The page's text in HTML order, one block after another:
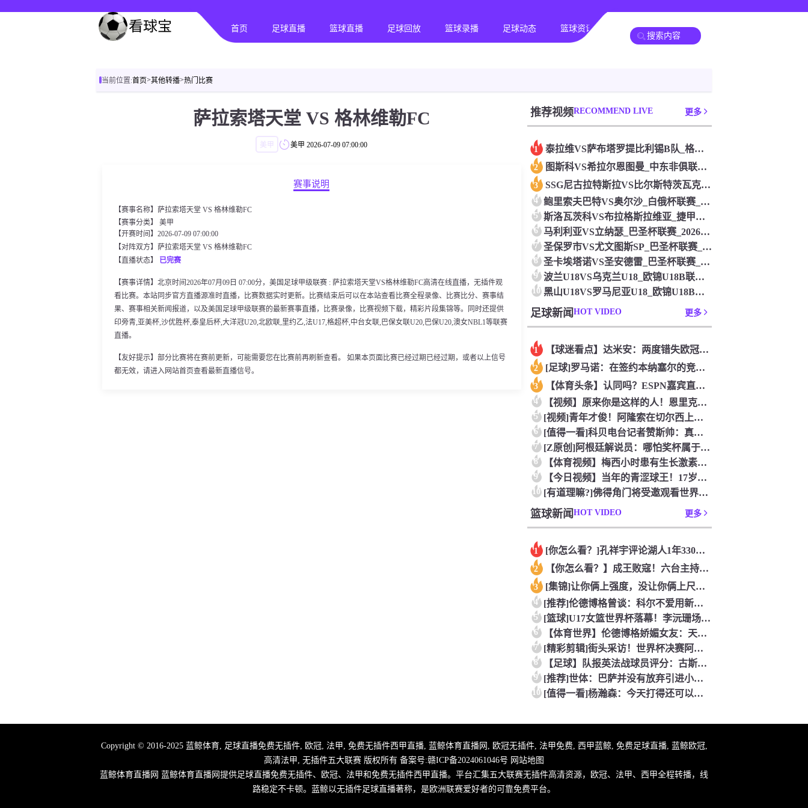
首页 足球直播 篮球直播 足球回放 篮球录播 足球动态 篮球资讯 其他转播
当前位置:首页>其他转播>热门比赛
萨拉索塔天堂 VS 格林维勒FC
美甲 美甲 2026-07-09 07:00:00
赛事说明
【赛事名称】萨拉索塔天堂 VS 格林维勒FC
【赛事分类】 美甲
【开赛时间】2026-07-09 07:00:00
【对阵双方】萨拉索塔天堂 VS 格林维勒FC
【直播状态】 已完赛
【赛事详情】北京时间2026年07月09日 07:00分，美国足球甲级联赛 : 萨拉索塔天堂VS格林维勒FC高清在线直播，无插件观
看比赛。本站同步官方直播源准时直播，比赛数据实时更新。比赛结束后可以在本站查看比赛全程录像、比赛比分、赛事结
果、赛事相关新闻报道，以及美国足球甲级联赛的最新赛事直播，比赛录像，比赛视频下载，精彩片段集锦等。同时还提供
印旁青,亚美杯,沙优胜杯,泰皇后杯,大洋冠U20,北欧联,里约乙,法U17,格超杯,中台女联,巴保女联U20,巴保U20,澳女NBL1等联赛
直播。
【友好提示】部分比赛将在赛前更新，可能需要您在比赛前再刷新查看。 如果本页面比赛已经过期已经过期，或者以上信号
都无效，请进入网站首页查看最新直播信号。
推荐视频RECOMMEND LIVE 更多
1 泰拉维VS萨布塔罗提比利锡B队_格鲁杯联赛_2026年07月
2 图斯科VS希拉尔恩图曼_中东非俱联赛_2026年07月26日
3 SSG尼古拉特斯拉VS比尔斯特茨瓦克_德戊联赛_2026年0
4 鲍里索夫巴特VS奥尔沙_白俄杯联赛_2026年07月26日
5 斯洛瓦茨科VS布拉格斯拉维亚_捷甲联赛_2026年07月26
6 马利利亚VS立纳瑟_巴圣杯联赛_2026年07月26日
7 圣保罗市VS尤文图斯SP_巴圣杯联赛_2026年07月26日
8 圣卡埃塔诺VS圣安德雷_巴圣杯联赛_2026年07月26日
9 波兰U18VS乌克兰U18_欧锦U18B联赛_2026年07
10 黑山U18VS罗马尼亚U18_欧锦U18B联赛_2026年0
足球新闻 HOT VIDEO 更多
1 【球迷看点】达米安：两度错失欧冠是我在国米最大遗憾，不退役我
2 [足球]罗马诺：在签约本纳塞尔的竞争中，加拉法处于领先地位
3 【体育头条】认同吗？ESPN嘉宾直言：帕雷德斯的行为无法容忍
4 【视频】原来你是这样的人！恩里克以为奥古斯托在给自己拍照，但
5 [视频]青年才俊！阿隆索在切尔西上任后的第七堂训练课！
6 [值得一看]科贝电台记者赞斯帅：真正的绅士，拥抱德拉富恩特+
7 [Z原创]阿根廷解说员：哪怕奖杯属于西班牙，梅西早已唤醒阿根
8 【体育视频】梅西小时患有生长激素缺乏症，当时巴萨总监看了比赛
9 【今日视频】当年的青涩球王！17岁青涩梅西奶音：我们用节奏把
10 [有道理嘛?]佛得角门将受邀观看世界杯决赛，还遇到了传奇门将
篮球新闻 HOT VIDEO 更多
1 [你怎么看？]孔祥宇评论湖人1年330万签约塞布尔，性价比极
2 【你怎么看？】成王败寇！六台主持人：西班牙完全掌控比赛，阿根
3 [集锦]让你俩上强度，没让你俩上尺度……看懵了
4 [推荐]伦德博格曾谈：科尔不爱用新秀！但我很有机会上场，甚至
5 [篮球]U17女篮世界杯落幕！李沅珊场均20.3分荣膺得分王
6 【体育世界】伦德博格娇媚女友：天哪 这个奖杯可以直接放进我们
7 [精彩剪辑]街头采访！世界杯决赛阿根廷vs西班牙，英格兰球迷
8 【足球】队报英法战球员评分：古斯托、科纳特、特奥、杜埃、谢尔
9 [推荐]世体：巴萨并没有放弃引进小蜘蛛，希望在英国集训期间完
10 [值得一看]杨瀚森：今天打得还可以！听到现场的加油声了！感谢
Copyright © 2016-2025 蓝鲸体育, 足球直播免费无插件, 欧冠, 法甲, 免费无插件西甲直播, 蓝鲸体育直播网, 欧冠无插件, 法甲免费, 西甲蓝鲸, 免费足球直播, 蓝鲸欧冠,
高清法甲, 无插件五大联赛 版权所有 备案号:赣ICP备2024061046号 网站地图
蓝鲸体育直播网 蓝鲸体育直播网提供足球直播免费无插件、欧冠、法甲和免费无插件西甲直播。平台汇集五大联赛无插件高清资源，欧冠、法甲、西甲全程转播，线
路稳定不卡顿。蓝鲸以无插件足球直播著称，是欧洲联赛爱好者的可靠免费平台。